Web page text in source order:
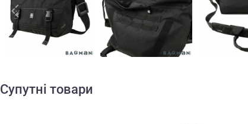
Супутні товари